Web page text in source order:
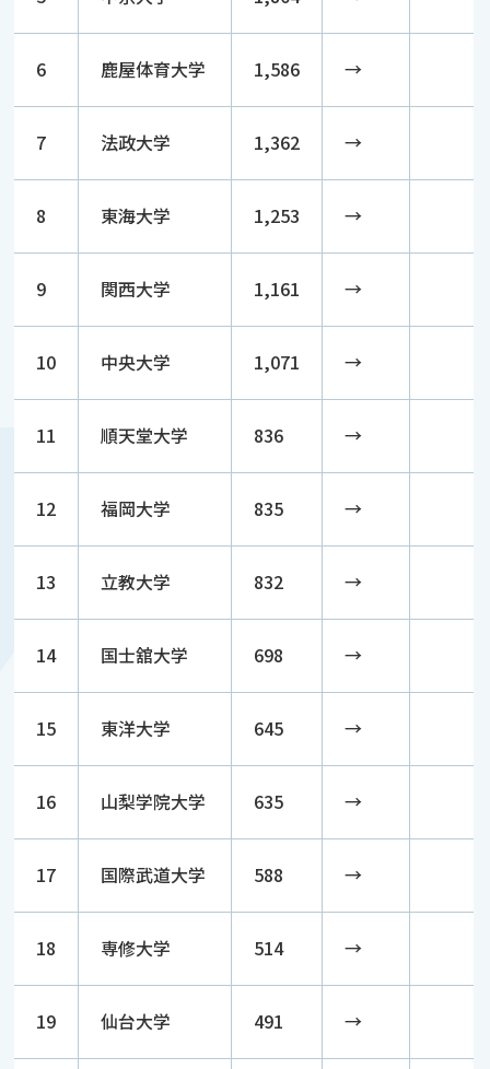
6 鹿屋体育大学 1,586 →
7 法政大学 1,362 →
8 東海大学 1,253 →
9 関西大学 1,161 →
10 中央大学 1,071 →
11 順天堂大学 836 →
12 福岡大学 835 →
13 立教大学 832 →
14 国士舘大学 698 →
15 東洋大学 645 →
16 山梨学院大学 635 →
17 国際武道大学 588 →
18 専修大学 514 →
19 仙台大学 491 →